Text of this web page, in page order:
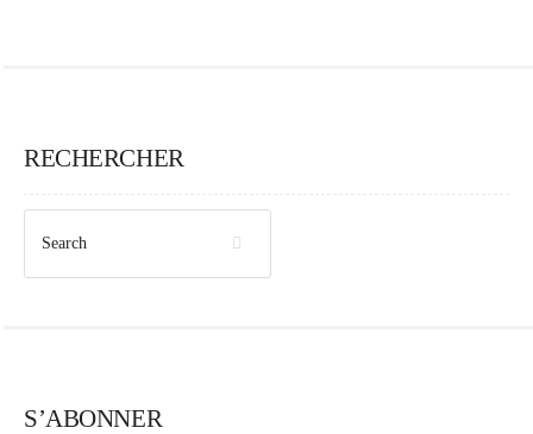
RECHERCHER
S’ABONNER